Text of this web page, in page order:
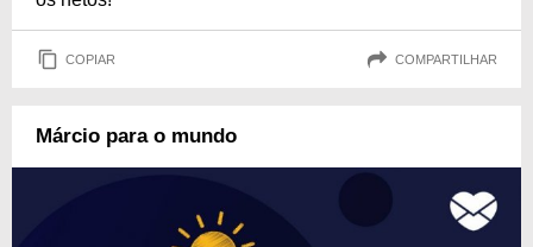
COPIAR COMPARTILHAR
Márcio para o mundo